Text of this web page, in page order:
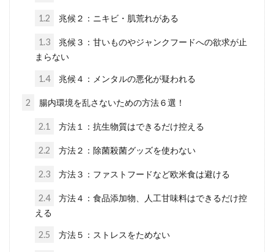
1.2 兆候２：ニキビ・肌荒れがある
1.3
兆候３：甘いものやジャンクフードへの欲求が止
まらない
1.4 兆候４：メンタルの悪化が疑われる
2 腸内環境を乱さないための方法６選！
2.1 方法１：抗生物質はできるだけ控える
2.2 方法２：除菌殺菌グッズを使わない
2.3 方法３：ファストフードなど欧米食は避ける
2.4
方法４：食品添加物、人工甘味料はできるだけ控
える
2.5 方法５：ストレスをためない